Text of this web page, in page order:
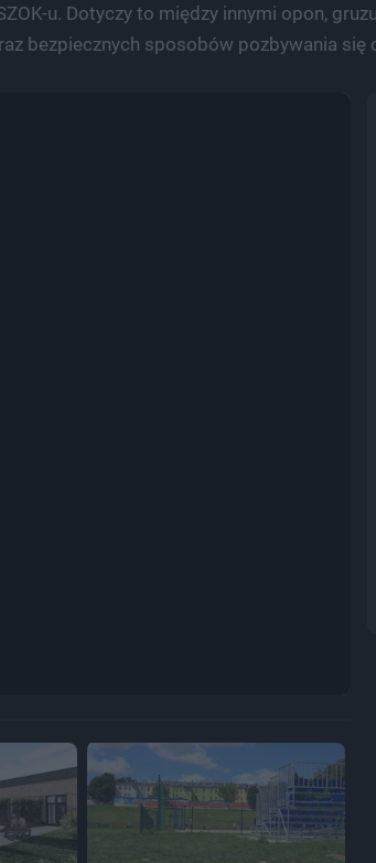
u. Dotyczy to między innymi opon,
bezpiecznych sposobów pozbywania się